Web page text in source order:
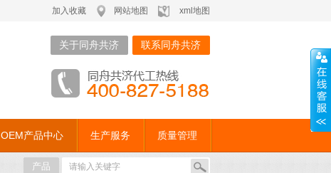
加入收藏 网站地图 xml地图
关于同舟共济 联系同舟共济
OEM产品中心 生产服务 质量管理
产品